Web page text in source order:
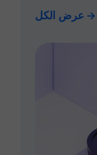
عرض الكل